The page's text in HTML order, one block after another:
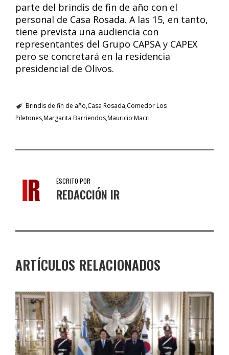
parte del brindis de fin de año con el
personal de Casa Rosada. A las 15, en tanto,
tiene prevista una audiencia con
representantes del Grupo CAPSA y CAPEX
pero se concretará en la residencia
presidencial de Olivos.
Brindis de fin de año Casa Rosada Comedor Los
PiletonesMargarita BarriendosMauricio Macri
ESCRITO POR
REDACCIÓN IR
ARTÍCULOS RELACIONADOS